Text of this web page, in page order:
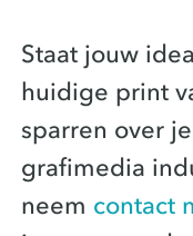
Staat jouw
huidige print
sparren over
grafimedia
neem contact